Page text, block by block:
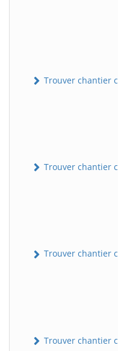
Trouver chantier
Trouver chantier
Trouver chantier
Trouver chantier